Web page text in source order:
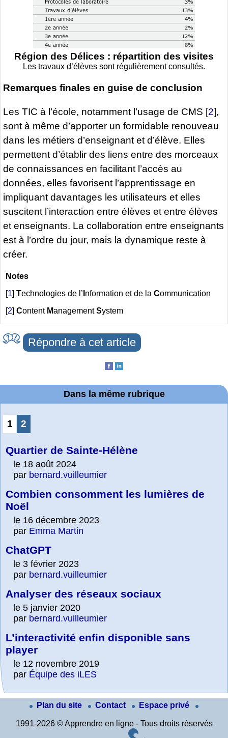
Région des Délices : répartition des visites
Les travaux d’élèves sont régulièrement consultés.
Remarques finales en guise de conclusion
Les TIC à l’école, notamment l’usage de CMS [2],
sont à même d’apporter un formidable renouveau
dans les métiers d’enseignant et d’élève. Elles
permettent d’établir des liens entre des morceaux
de connaissances en facilitant l’accès au
données, elles favorisent l’apprentissage en
impliquant davantages les utilisateurs et elles
suscitent l’interaction entre élèves et entre élèves
et enseignants. La collaboration entre enseignants
est à l’ordre du jour, mais la dynamique reste à
créer.
Notes
[1] Technologies de l’ nformation et de la Communication
[2] Content ManagementSystem
Répondre à cet article
Dans la même rubrique
1 2
Quartier de Sainte-Hélène
le 18 août 2024
par bernard.vuilleumier
Combien consomment les lumières de
Noël
le 16 décembre 2023
par Emma Martin
ChatGPT
le 3 février 2023
par bernard.vuilleumier
Analyser des réseaux sociaux
le 5 janvier 2020
par bernard.vuilleumier
L’interactivité enfin disponible sans
player
le 12 novembre 2019
par Équipe des iLES
Plan du site Contact Espace privé
1991-2026 © Apprendre en ligne - Tous droits réservés